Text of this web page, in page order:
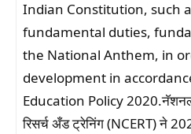
Indian Constitution, such
fundamental duties,
the National Anthem, in
development in
Education Policy
रिसर्च अँड ट्रेनिंग (NCERT) ने